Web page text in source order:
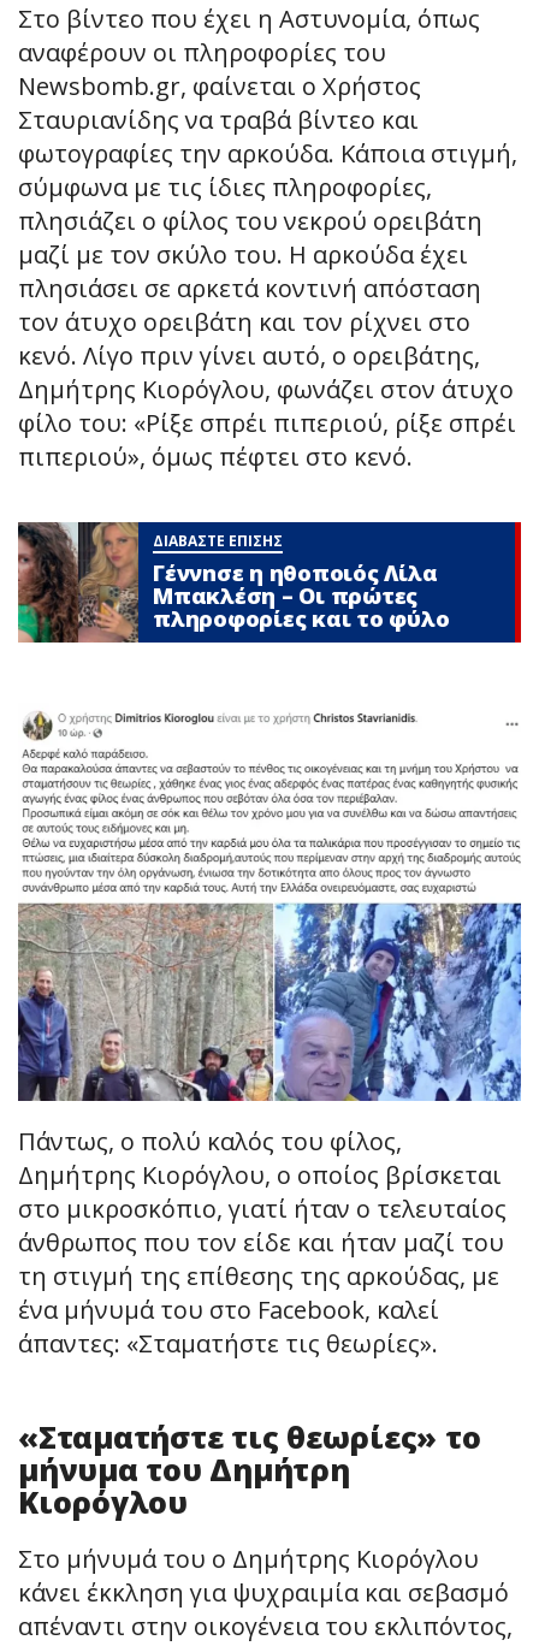
Στο βίντεο που έχει η Αστυνομία, όπως
αναφέρουν οι πληροφορίες του
Newsbomb.gr, φαίνεται ο Χρήστος
Σταυριανίδης να τραβά βίντεο και
φωτογραφίες την αρκούδα. Κάποια στιγμή,
σύμφωνα με τις ίδιες πληροφορίες,
πλησιάζει ο φίλος του νεκρού ορειβάτη
μαζί με τον σκύλο του. Η αρκούδα έχει
πλησιάσει σε αρκετά κοντινή απόσταση
τον άτυχο ορειβάτη και τον ρίχνει στο
κενό. Λίγο πριν γίνει αυτό, ο ορειβάτης,
Δημήτρης Κιορόγλου, φωνάζει στον άτυχο
φίλο του: «Ρίξε σπρέι πιπεριού, ρίξε σπρέι
πιπεριού», όμως πέφτει στο κενό.
ΔΙΑΒΑΣΤΕ ΕΠΙΣΗΣ
Γέννnσε η ηθοποιός Λίλα
Μπακλέση – Οι πρώτες
πληροφορίες και το φύλο
Πάντως, ο πολύ καλός του φίλος,
Δημήτρης Κιορόγλου, ο οποίος βρίσκεται
στο μικροσκόπιο, γιατί ήταν ο τελευταίος
άνθρωπος που τον είδε και ήταν μαζί του
τη στιγμή της επίθεσης της αρκούδας, με
ένα μήνυμά του στο Facebook, καλεί
άπαντες: «Σταματήστε τις θεωρίες».
«Σταματήστε τις θεωρίες» το
μήνυμα του Δημήτρη
Κιορόγλου
Στο μήνυμά του ο Δημήτρης Κιορόγλου
κάνει έκκληση για ψυχραιμία και σεβασμό
απέναντι στην οικογένεια του εκλιπόντος,